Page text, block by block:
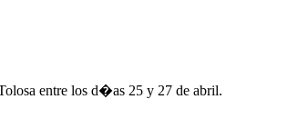
entre los d�as 25 y 27 de abril.